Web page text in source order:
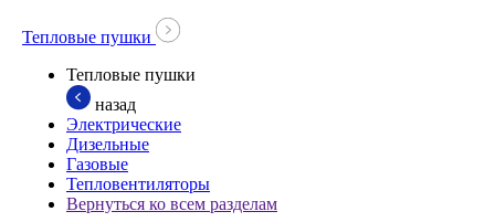
Тепловые пушки
Тепловые пушки
назад
Электрические
Дизельные
Газовые
Тепловентиляторы
Вернуться ко всем разделам